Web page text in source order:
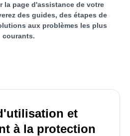
la page d'assistance de votre
des guides, des étapes de
aux problèmes les plus
courants.
et
à la protection